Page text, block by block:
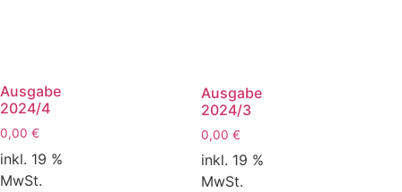
Ausgabe
2024/4
0,00 €
inkl. 19 %
MwSt.
Ausgabe
2024/3
0,00 €
inkl. 19 %
MwSt.